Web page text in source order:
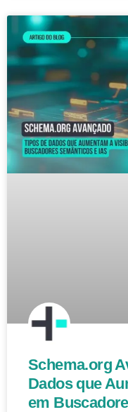
Schema.org
Dados que
em